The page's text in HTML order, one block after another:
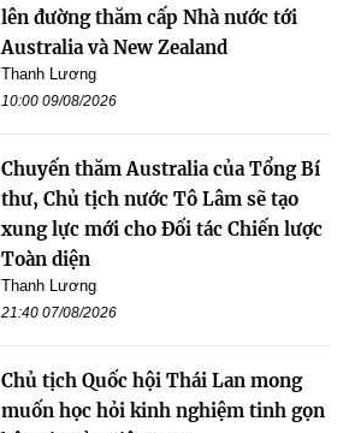
lên đường thăm cấp Nhà nước tới
Australia và New Zealand
Thanh Lương
10:00 09/08/2026
Chuyến thăm Australia của Tổng Bí
thư, Chủ tịch nước Tô Lâm sẽ tạo
xung lực mới cho Đối tác Chiến lược
Toàn diện
Thanh Lương
21:40 07/08/2026
Chủ tịch Quốc hội Thái Lan mong
muốn học hỏi kinh nghiệm tinh gọn